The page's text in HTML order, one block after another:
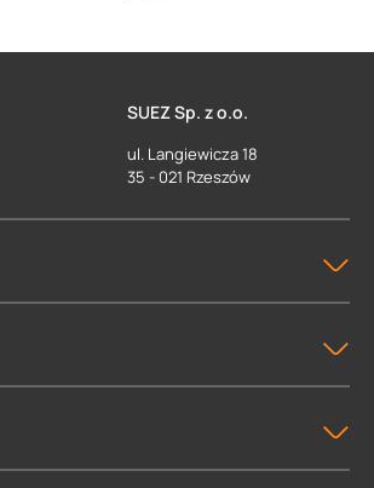
SUEZ Sp. z o.o.
ul. Langiewicza 18
35 - 021 Rzeszów